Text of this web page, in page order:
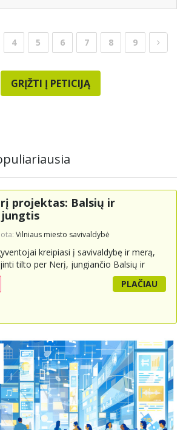
4 5 6 7 8 9
GRĮŽTI Į PETICIJĄ
projektas: Balsių ir
jungtis
Vilniaus miesto savivaldybė
kreipiasi į savivaldybę ir merą,
tilto per Nerį, jungiančio Balsių ir
projektą ir įtraukti jį į miesto
planus. Šis tiltas ne tik padėtų
susisiekimo galimybių tiek
ragina atlikti techninę,
analizę, organizuoti viešas
projektą į ilgalaikius miesto
transporto sistemos patikimumą
sparčiai augančio miesto poreikių.
PLAČIAU